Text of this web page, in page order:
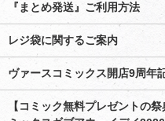
『まとめ発送』ご利用方法
レジ袋に関するご案内
ヴァースコミックス開店9周年
【コミック無料プレゼントの